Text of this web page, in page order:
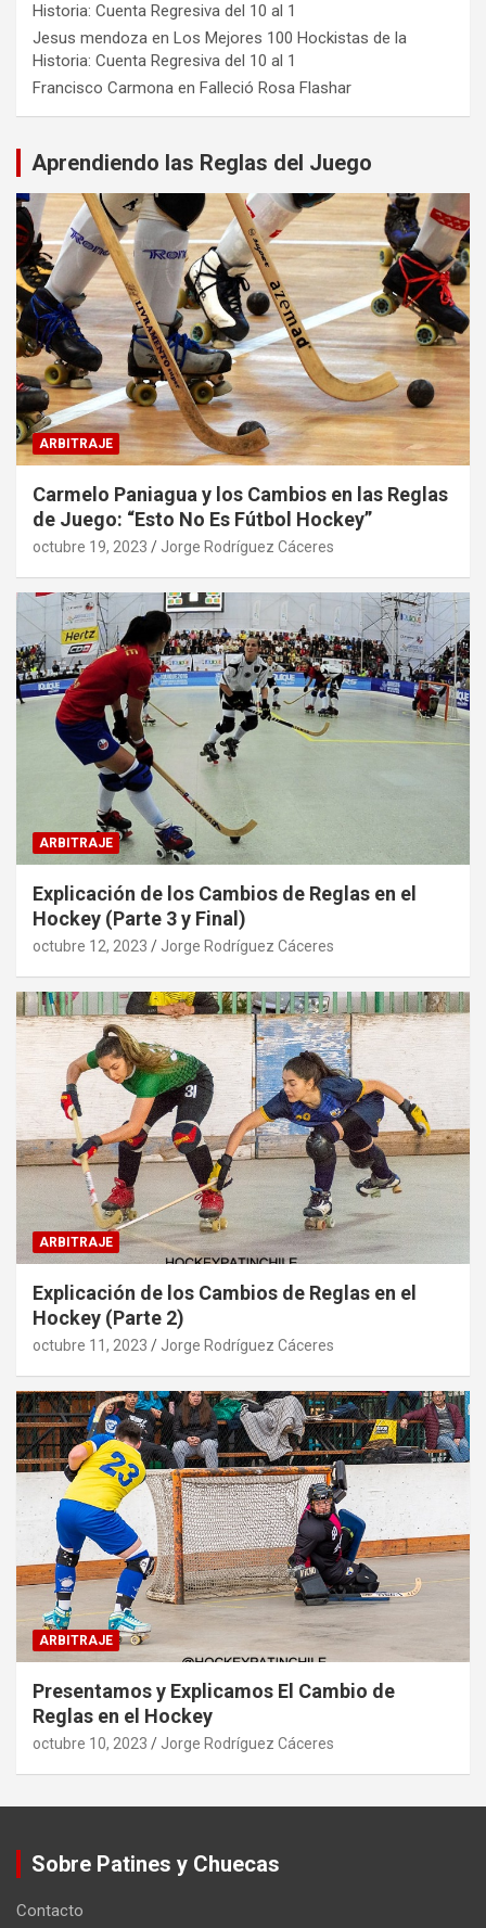
Historia: Cuenta Regresiva del 10 al 1
Jesus mendoza en Los Mejores 100 Hockistas de la
Historia: Cuenta Regresiva del 10 al 1
Francisco Carmona en Falleció Rosa Flashar
Aprendiendo las Reglas del Juego
ARBITRAJE
Carmelo Paniagua y los Cambios en las Reglas
de Juego: “Esto No Es Fútbol Hockey”
octubre 19, 2023 Jorge Rodríguez Cáceres
ARBITRAJE
Explicación de los Cambios de Reglas en el
Hockey (Parte 3 y Final)
octubre 12, 2023 Jorge Rodríguez Cáceres
ARBITRAJE
Explicación de los Cambios de Reglas en el
Hockey (Parte 2)
octubre 11, 2023 Jorge Rodríguez Cáceres
ARBITRAJE
Presentamos y Explicamos El Cambio de
Reglas en el Hockey
octubre 10, 2023 Jorge Rodríguez Cáceres
Sobre Patines y Chuecas
Contacto